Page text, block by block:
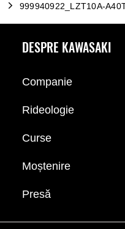
999940922_LZT10A-
DESPRE KAWASAKI
Companie
Rideologie
Curse
Moștenire
Presă